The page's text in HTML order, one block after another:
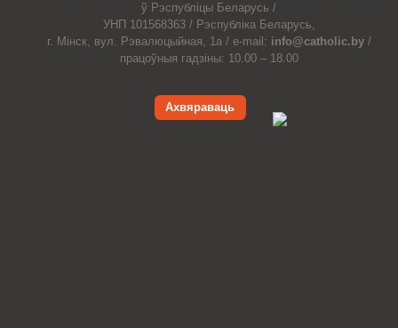
ў Рэспубліцы Беларусь /
УНП 101568363 / Рэспубліка Беларусь,
г. Мінск, вул. Рэвалюцыйная, 1а / e-mail: info@catholic.by /
працоўныя гадзіны: 10.00 – 18.00
Ахвяраваць